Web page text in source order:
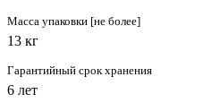
Масса упаковки [не более]
13 кг
Гарантийный срок хранения
6 лет